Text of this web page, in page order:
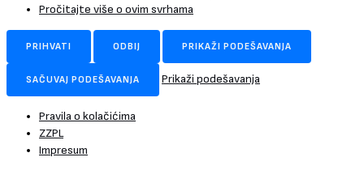
Pročitajte više o ovim svrhama
PRIHVATI ODBIJ PRIKAŽI PODEŠAVANJA
SAČUVAJ PODEŠAVANJA Prikaži podešavanja
Pravila o kolačićima
ZZPL
Impresum